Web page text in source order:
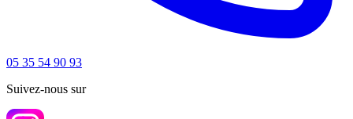
05 35 54 90 93
Suivez-nous sur